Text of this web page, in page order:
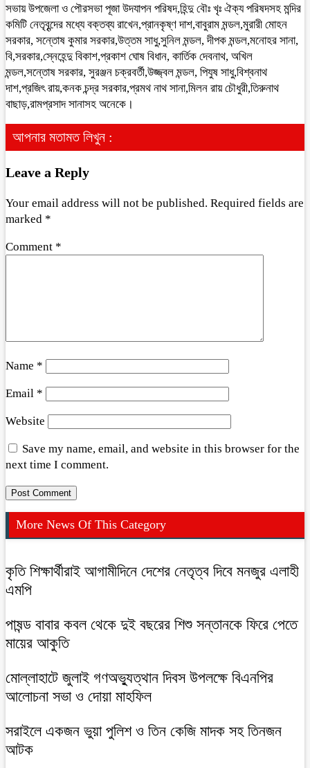
সভায় উপজেলা ও পৌরসভা পূজা উদযাপন পরিষদ,হিন্দু বৌঃ খৃঃ ঐক্য পরিষদসহ মন্দির
কমিটি নেতৃবৃন্দের মধ্যে বক্তব্য রাখেন,প্রানকৃষ্ণ দাশ,বাবুরাম মন্ডল,মুরারী মোহন
সরকার, সন্তোষ কুমার সরকার,উত্তম সাধু,সুনিল মন্ডল, দীপক মন্ডল,মনোহর সানা,
বি,সরকার,স্নেহেন্দু বিকাশ,প্রকাশ ঘোষ বিধান, কার্তিক দেবনাথ, অখিল
মন্ডল,সন্তোষ সরকার, সুরঞ্জন চক্রবর্তী,উজ্জ্বল মন্ডল, পিযুষ সাধু,বিশ্বনাথ
দাশ,প্রজিৎ রায়,কনক চন্দ্র সরকার,প্রমথ নাথ সানা,মিলন রায় চৌধুরী,তিরুনাথ
বাছাড়,রামপ্রসাদ সানাসহ অনেকে।
আপনার মতামত লিখুন :
Leave a Reply
Your email address will not be published. Required fields are
marked *
Comment *
Name *
Email *
Website
Save my name, email, and website in this browser for the
next time I comment.
More News Of This Category
কৃতি শিক্ষার্থীরাই আগামীদিনে দেশের নেতৃত্ব দিবে মনজুর এলাহী
এমপি
পাষন্ড বাবার কবল থেকে দুই বছরের শিশু সন্তানকে ফিরে পেতে
মায়ের আকুতি
মোল্লাহাটে জুলাই গণঅভ্যুত্থান দিবস উপলক্ষে বিএনপির
আলোচনা সভা ও দোয়া মাহফিল
সরাইলে একজন ভুয়া পুলিশ ও তিন কেজি মাদক সহ তিনজন
আটক